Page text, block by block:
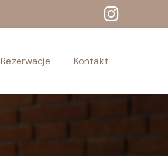
Rezerwacje Kontakt